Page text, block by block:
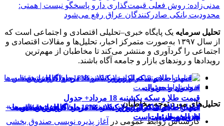
مدنی‌زاده: روش فعلی قیمت‌گذاری دارو پاسخگو نیست | همتی:
محدودیت بانکی صادرکنندگان عراق رفع می‌شود
تحلیل سرمایه یک پایگاه خبری–تحلیلی اقتصادی و اجتماعی است که
از سال ۱۳۹۷ به‌صورت متمرکز اخبار، تحلیل‌ها و مقالات اقتصادی و
اجتماعی را گردآوری و منتشر می‌کند تا مخاطبان از مهم‌ترین
رویدادها و روندهای بازار و جامعه آگاه باشند.
قیمت طلا و سکه امروز یکشنبه 18مرداد/ کاهش همه قیمت
ها + جدول
قیمت طلای 18عیار امروز یکشنبه 18مرداد/ افزایش قیمت +
جدول و جزئیات
قیمت طلا و سکه امروز یکشنبه 18مرداد/ افزایش قیمت ها +
جدول و جزئیات
اظهارات همتی درباره دلار/ دلار ۱۶ درصد گران شده؛ این
افزایش طبیعی است
قیمت طلا و سکه یکشنبه 18 مرداد+ جدول
تحلیل‌های مورد توجه مخاطبان
کارشناس روابط عمومی در
آغاز پذیره نویسی صندوق بخشی